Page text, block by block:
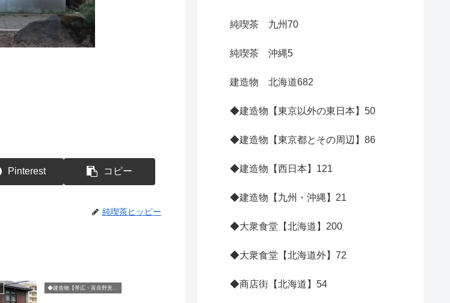
Pinterest コピー
純喫茶ヒッピー
純喫茶 九州70
純喫茶 沖縄5
建造物 北海道682
◆建造物【東京以外の東日本】 50
◆建造物【東京都とその周辺】 86
◆建造物【西日本】 121
◆建造物【九州・沖縄】 21
◆大衆食堂【北海道】 200
◆大衆食堂【北海道外】 72
◆商店街【北海道】 54